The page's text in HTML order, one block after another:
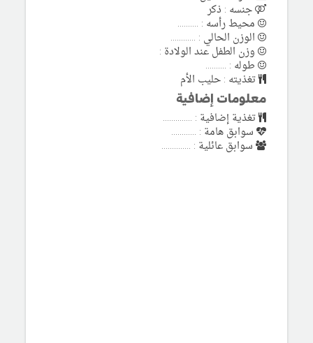
جنسه : ذكر
محيط رأسه : ..........
الوزن الحالي : ............
وزن الطفل عند الولادة :
طوله : ..........
تغذيته : حليب الأم
معلومات إضافية
تغذية إضافية : ..............
سوابق هامة : ............
سوابق عائلية : ..............